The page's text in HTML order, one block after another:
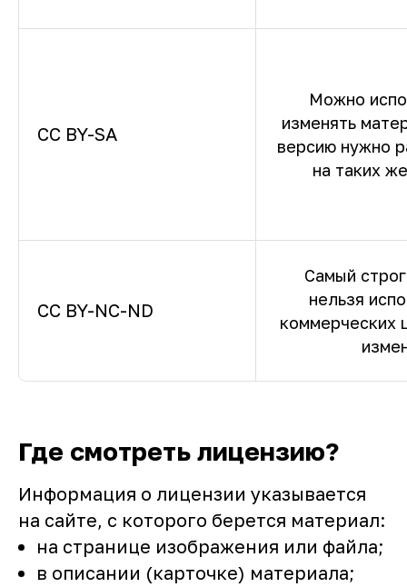
CC BY-SA
Можно
изменять
версию нужно
на таких
CC BY-NC-ND
Самый
нельзя
коммерческих
Где смотреть лицензию?
Информация о лицензии указывается
на сайте, с которого берется материал:
на странице изображения или файла;
в описании (карточке) материала;